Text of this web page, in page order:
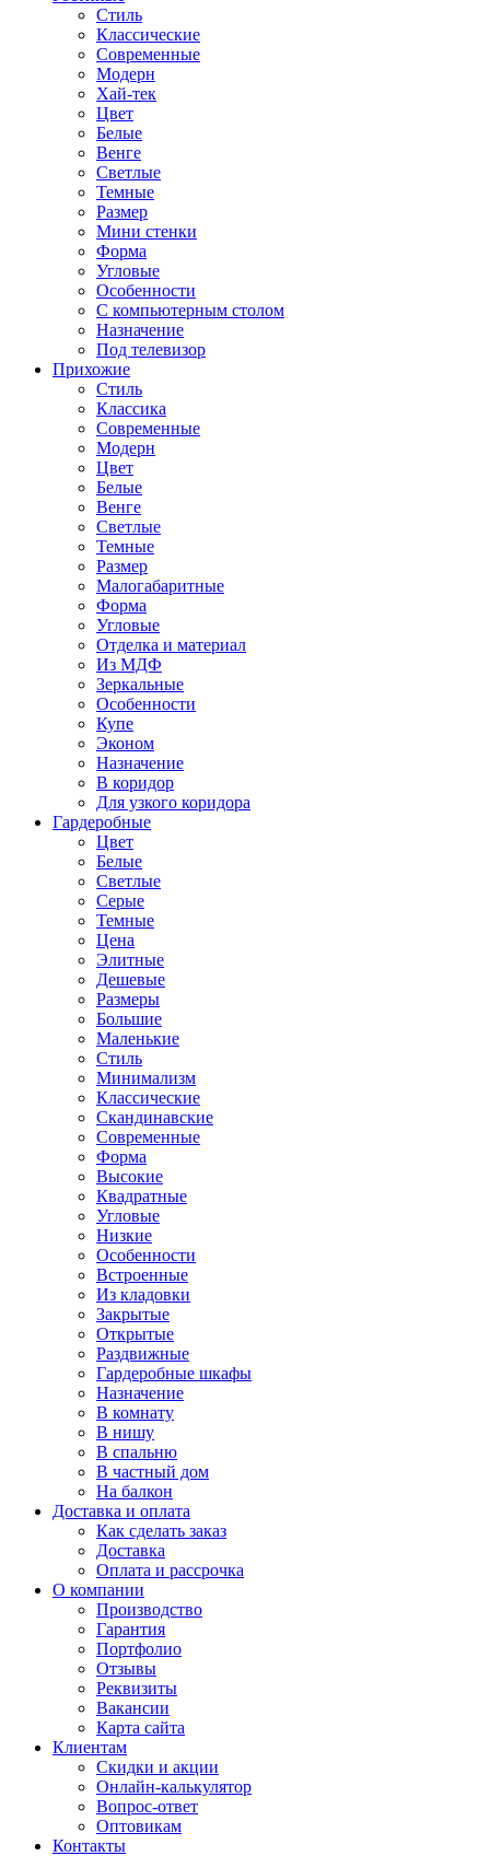
Стиль
Классические
Современные
Модерн
Хай-тек
Цвет
Белые
Венге
Светлые
Темные
Размер
Мини стенки
Форма
Угловые
Особенности
С компьютерным столом
Назначение
Под телевизор
Прихожие
Стиль
Классика
Современные
Модерн
Цвет
Белые
Венге
Светлые
Темные
Размер
Малогабаритные
Форма
Угловые
Отделка и материал
Из МДФ
Зеркальные
Особенности
Купе
Эконом
Назначение
В коридор
Для узкого коридора
Гардеробные
Цвет
Белые
Светлые
Серые
Темные
Цена
Элитные
Дешевые
Размеры
Большие
Маленькие
Стиль
Минимализм
Классические
Скандинавские
Современные
Форма
Высокие
Квадратные
Угловые
Низкие
Особенности
Встроенные
Из кладовки
Закрытые
Открытые
Раздвижные
Гардеробные шкафы
Назначение
В комнату
В нишу
В спальню
В частный дом
На балкон
Доставка и оплата
Как сделать заказ
Доставка
Оплата и рассрочка
О компании
Производство
Гарантия
Портфолио
Отзывы
Реквизиты
Вакансии
Карта сайта
Клиентам
Скидки и акции
Онлайн-калькулятор
Вопрос-ответ
Оптовикам
Контакты